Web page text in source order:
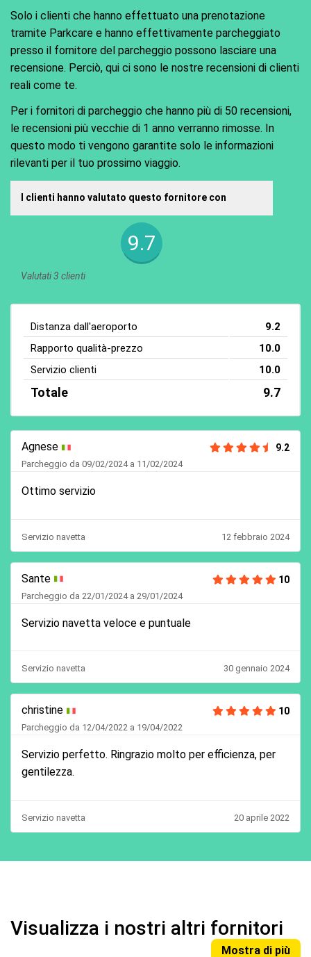
Solo i clienti che hanno effettuato una prenotazione
tramite Parkcare e hanno effettivamente parcheggiato
presso il fornitore del parcheggio possono lasciare una
recensione. Perciò, qui ci sono le nostre recensioni di clienti
reali come te.
Per i fornitori di parcheggio che hanno più di 50 recensioni,
le recensioni più vecchie di 1 anno verranno rimosse. In
questo modo ti vengono garantite solo le informazioni
rilevanti per il tuo prossimo viaggio.
I clienti hanno valutato questo fornitore con
9.7
Valutati 3 clienti
Distanza dall'aeroporto
9.2
Rapporto qualità-prezzo
10.0
Servizio clienti
10.0
Totale 9.7
Agnese 9.2
Parcheggio da 09/02/2024 a 11/02/2024
Ottimo servizio
Servizio navetta 12 febbraio 2024
Sante 10
Parcheggio da 22/01/2024 a 29/01/2024
Servizio navetta veloce e puntuale
Servizio navetta 30 gennaio 2024
christine 10
Parcheggio da 12/04/2022 a 19/04/2022
Servizio perfetto. Ringrazio molto per efficienza, per
gentilezza.
Servizio navetta 20 aprile 2022
Visualizza i nostri altri fornitori
Mostra di più